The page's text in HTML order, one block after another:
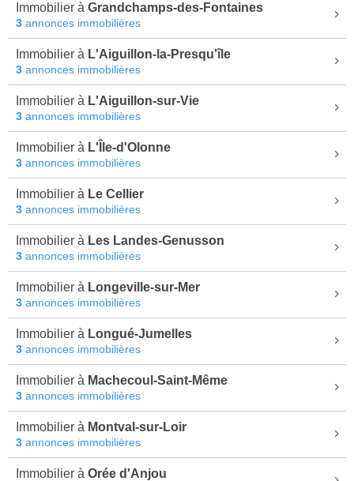
Immobilier à Grandchamps-des-Fontaines
3 annonces immobilières
Immobilier à L'Aiguillon-la-Presqu'île
3 annonces immobilières
Immobilier à L'Aiguillon-sur-Vie
3 annonces immobilières
Immobilier à L'Île-d'Olonne
3 annonces immobilières
Immobilier à Le Cellier
3 annonces immobilières
Immobilier à Les Landes-Genusson
3 annonces immobilières
Immobilier à Longeville-sur-Mer
3 annonces immobilières
Immobilier à Longué-Jumelles
3 annonces immobilières
Immobilier à Machecoul-Saint-Même
3 annonces immobilières
Immobilier à Montval-sur-Loir
3 annonces immobilières
Immobilier à Orée d'Anjou